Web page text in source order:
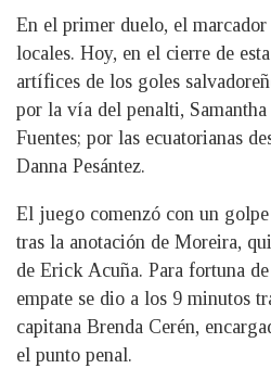
En el primer duelo, el
locales. Hoy, en el cierre de
artífices de los goles
por la vía del penalti,
Fuentes; por las ecuatorianas
Danna Pesántez.
El juego comenzó con un golpe
tras la anotación de Moreira,
de Erick Acuña. Para fortuna
empate se dio a los 9 minutos
capitana Brenda Cerén,
el punto penal.